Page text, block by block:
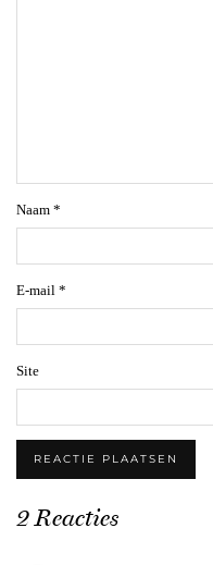
Naam *
E-mail *
Site
2 Reacties